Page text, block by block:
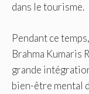
dans le tourisme.
Pendant ce
Brahma Kumaris
grande
bien-être mental